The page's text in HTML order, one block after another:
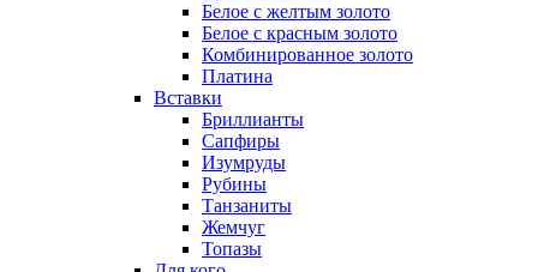
Белое с желтым золото
Белое с красным золото
Комбинированное золото
Платина
Вставки
Бриллианты
Сапфиры
Изумруды
Рубины
Танзаниты
Жемчуг
Топазы